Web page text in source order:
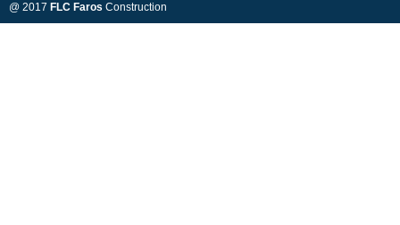
@ 2017 FLC Faros Construction